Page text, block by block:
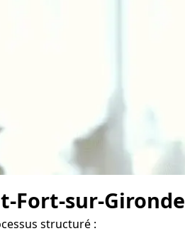
Fort-sur-Gironde
structuré :